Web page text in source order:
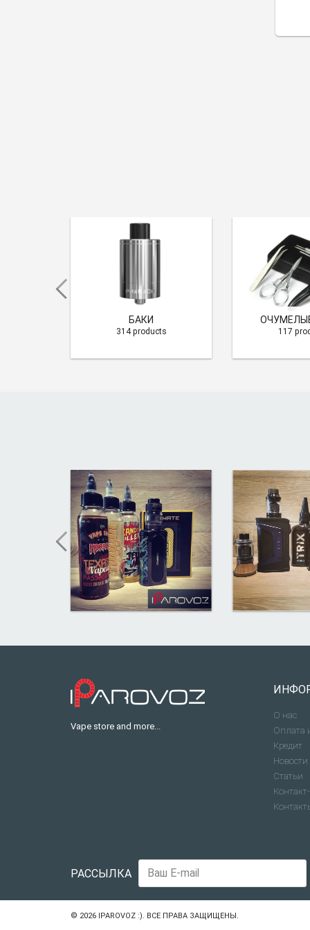
БАКИ
314 products 117
Vape store and more...
О нас
Оплата
Кредит
Новости
Статьи
РАССЫЛКА
© 2026 IPAROVOZ :) . ВСЕ ПРАВА ЗАЩИЩЕНЫ.